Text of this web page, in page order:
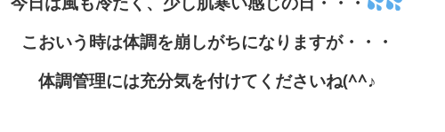
こおいう時は体調を崩しがちになりますが・・・
体調管理には充分気を付けてくださいね(^^♪